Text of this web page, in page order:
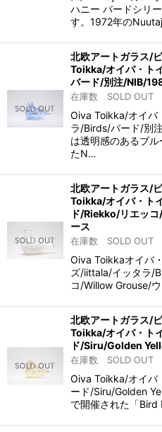
ハニー バードシリ
す。1972年の
北欧アートガラス/
Toikka/オイバ・ト
バード/別注/NIB/
在庫数 SOLD OUT
Oiva Toikka/オイバ
ラ/Birds/バード/別
は透明感のあるブ
たN…
北欧アートガラス/
Toikka/オイバ・ト
ド/Riekko/リエッ
ース
在庫数 SOLD OUT
Oiva Toikkaオイバ
ズ/iittala/イッタラ/
コ/Willow Grouse/
北欧アートガラス/
Toikka/オイバ・ト
ド/Siru/Golden
在庫数 SOLD OUT
Oiva Toikka/オイバ
ード/Siru/Golden
で開催された「